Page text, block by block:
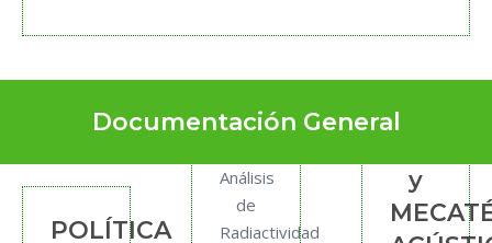
Documentación General
POLÍTICA
Análisis
de
Radiactividad
y